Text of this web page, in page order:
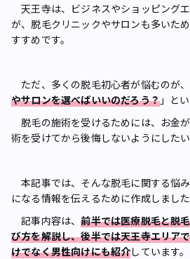
天王寺は、ビジネスやショッピング
が、脱毛クリニックやサロンも多いた
すすめです。
ただ、多くの脱毛初心者が悩むのが
やサロンを選べばいいのだろう？ 」と
脱毛の施術を受けるためには、お金
術を受けてから後悔しないようにしたい
本記事では、そんな脱毛に関する悩
になる情報を伝えるために作成しました
記事内容は、前半では医療脱毛と脱
び方を解説し、後半では天王寺エリア
けでなく男性向けにも紹介しています。